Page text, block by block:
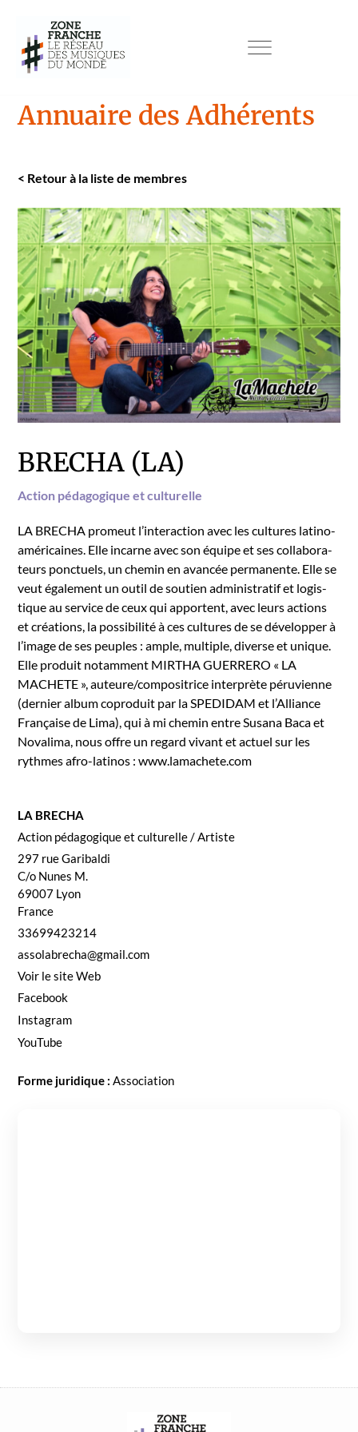
Annuaire des Adhérents
< Retour à la liste de mem­bres
LA BRECHA
Action péd­a­gogique et cul­turelle / Artiste
297 rue Garibal­di
C/o Nunes M.
69007 Lyon
France
33699423214
assolabrecha@gmail.com
Voir le site Web
Face­book
Insta­gram
YouTube
Forme juridique : Asso­ci­a­tion
BRECHA (LA)
Action péd­a­gogique et cul­turelle
LA BRECHA promeut l’interaction avec les cul­tures latino-
américaines. Elle incar­ne avec son équipe et ses col­lab­o­ra­
teurs ponctuels, un chemin en avancée per­ma­nente. Elle se
veut également un out­il de sou­tien admin­is­tratif et logis­
tique au ser­vice de ceux qui appor­tent, avec leurs actions
et créations, la pos­si­bilité à ces cul­tures de se développer à
l’image de ses peu­ples : ample, mul­ti­ple, diverse et unique.
Elle pro­duit notam­ment MIRTHA GUERRERO « LA
MACHETE », auteure/compositrice interprète péruvienne
(dernier album copro­duit par la SPEDIDAM et l’Alliance
Française de Lima), qui à mi chemin entre Susana Baca et
Noval­i­ma, nous offre un regard vivant et actuel sur les
rythmes afro-lati­nos : www.lamachete.com